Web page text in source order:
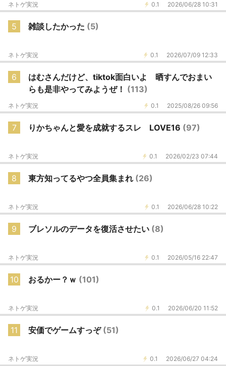
0.1 2026/06/28 10:31
ネトゲ実況
5 雑談したかった (5)
0.1 2026/07/09 12:33
ネトゲ実況
6
はむさんだけど、tiktok面白いよ 晒すんでおまい
らも是非やってみようぜ！ (113)
0.1 2025/08/26 09:56
ネトゲ実況
7 りかちゃんと愛を成就するスレ LOVE16 (97)
0.1 2026/02/23 07:44
ネトゲ実況
8 東方知ってるやつ全員集まれ (26)
0.1 2026/06/28 10:22
ネトゲ実況
9 ブレソルのデータを復活させたい (8)
0.1 2026/05/16 22:47
ネトゲ実況
10 おるかー？ｗ (101)
0.1 2026/06/20 11:52
ネトゲ実況
11 安価でゲームすっぞ (51)
0.1 2026/06/27 04:24
ネトゲ実況